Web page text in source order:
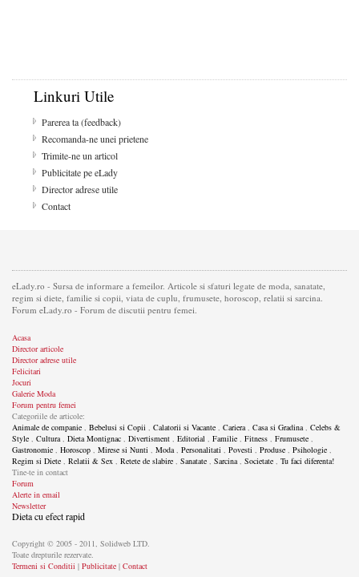
Linkuri Utile
Parerea ta (feedback)
Recomanda-ne unei prietene
Trimite-ne un articol
Publicitate pe eLady
Director adrese utile
Contact
eLady.ro - Sursa de informare a femeilor. Articole si sfaturi legate de moda, sanatate,
regim si diete, familie si copii, viata de cuplu, frumusete, horoscop, relatii si sarcina.
Forum eLady.ro - Forum de discutii pentru femei.
Acasa
Director articole
Director adrese utile
Felicitari
Jocuri
Galerie Moda
Forum pentru femei
Categoriile de articole:
Animale de companie , Bebelusi si Copii , Calatorii si Vacante , Cariera, Casa si Gradina, Celebs &
Style , Cultura, Dieta Montignac , Divertisment , Editorial , Familie , Fitness , Frumusete ,
Gastronomie , Horoscop , Mirese si Nunti , Moda, Personalitati , Povesti , Produse , Psihologie ,
Regim si Diete , Relatii & Sex , Retete de slabire , Sanatate , Sarcina, Societate , Tu faci diferenta!
Tine-te in contact
Forum
Alerte in email
Newsletter
Dieta cu efect rapid
Copyright © 2005 - 2011, Solidweb LTD.
Toate drepturile rezervate.
Termeni si Conditii | Publicitate | Contact